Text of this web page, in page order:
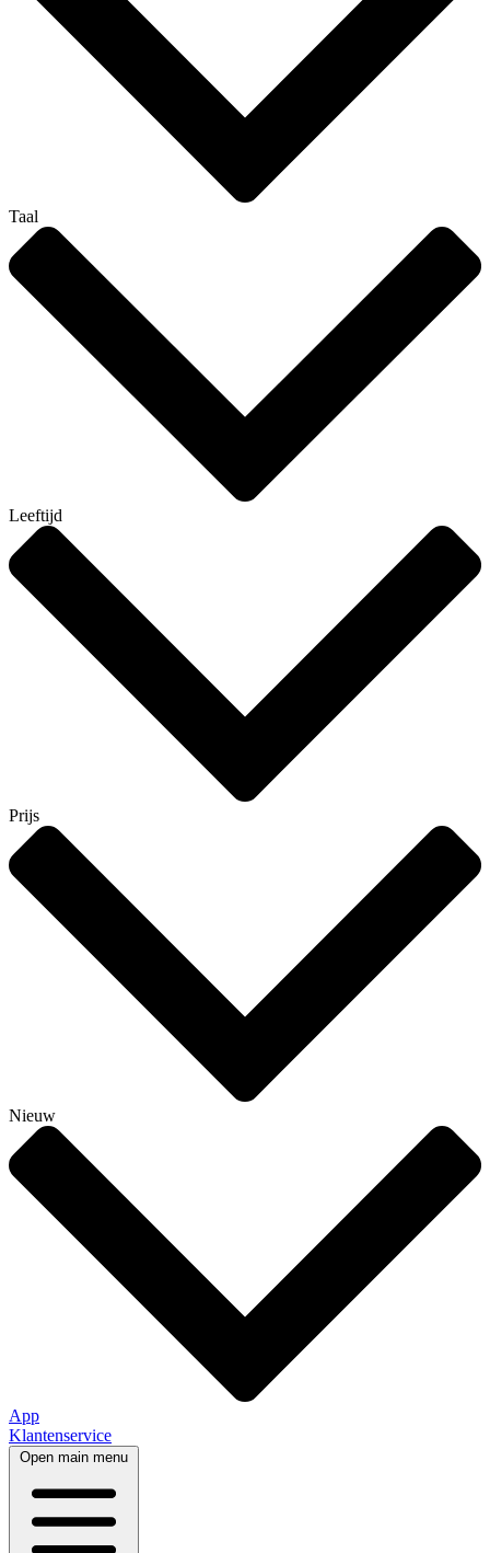
Taal
Leeftijd
Prijs
Nieuw
App
Klantenservice
Open main menu